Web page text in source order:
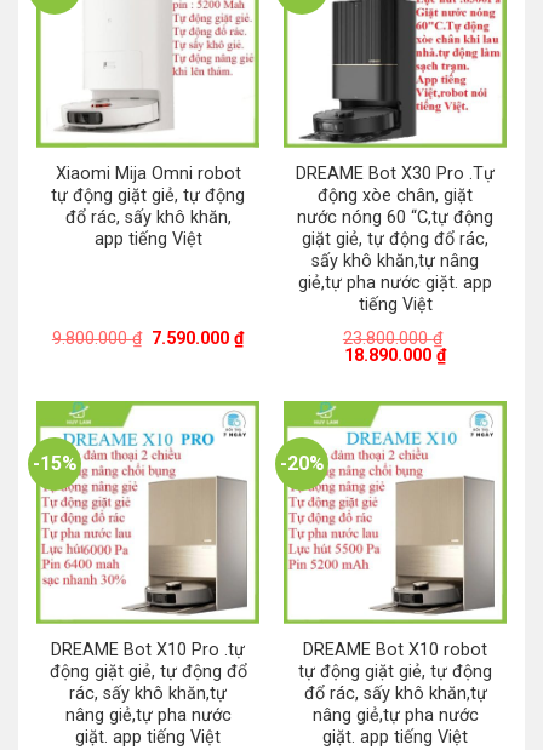
Xiaomi Mija Omni robot
tự động giặt giẻ, tự động
đổ rác, sấy khô khăn,
app tiếng Việt
9.800.000₫ Giá
7.590.000₫Giá
hiện
7.590.000 ₫.
DREAME Bot X30 Pro .Tự
động xòe chân, giặt
nước nóng 60 “C,tự động
giặt giẻ, tự động đổ rác,
sấy khô khăn,tự nâng
giẻ,tự pha nước giặt. app
tiếng Việt
23.800.000₫
Giá
23.800.000 ₫.
18.890.000 ₫Giá
hiện
là:
18.890.000
-15%
DREAME Bot X10 Pro .tự
động giặt giẻ, tự động đổ
rác, sấy khô khăn,tự
nâng giẻ,tự pha nước
giặt. app tiếng Việt
-20%
DREAME Bot X10 robot
tự động giặt giẻ, tự động
đổ rác, sấy khô khăn,tự
nâng giẻ,tự pha nước
giặt. app tiếng Việt